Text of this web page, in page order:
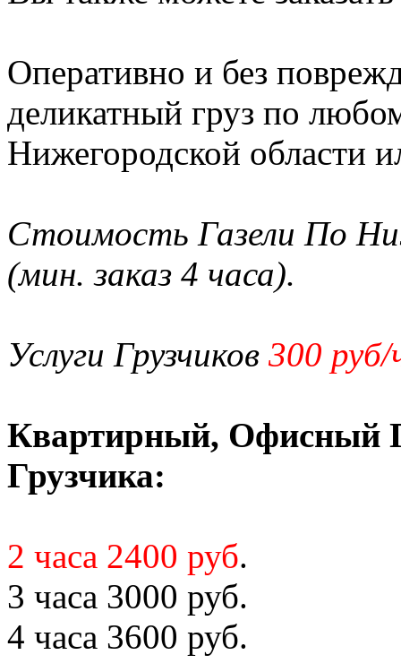
Оперативно и без
деликатный груз по
Нижегородской области
Стоимость Газели По
(мин. заказ 4 часа).
Услуги Грузчиков 300
Квартирный, Офисный
Грузчика:
2 часа 2400 руб.
3 часа 3000 руб.
4 часа 3600 руб.